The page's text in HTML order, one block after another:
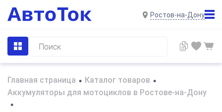
Ростов-на-Дону
Главная страница • Каталог товаров •
Аккумуляторы для мотоциклов в Ростове-на-Дону
•